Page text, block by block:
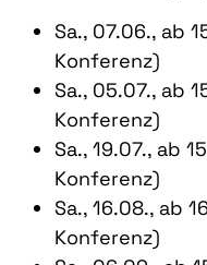
Sa., 07.06., ab
Konferenz)
Sa., 05.07., ab
Konferenz)
Sa., 19.07., ab
Konferenz)
Sa., 16.08., ab
Konferenz)